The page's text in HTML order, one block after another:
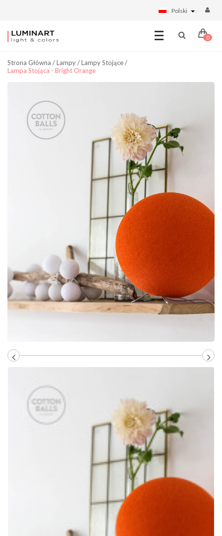
Polski
0
Strona Główna /Lampy/Lampy Stojące/
Lampa Stojąca - Bright Orange